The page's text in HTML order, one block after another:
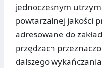
jednoczesnym
powtarzalnej jakości
adresowane do
przędzach
dalszego